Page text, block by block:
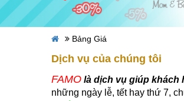
Bảng Giá
Dịch vụ của chúng tôi
FAMO là dịch vụ giúp khách
những ngày lễ, tết hay thứ 7,